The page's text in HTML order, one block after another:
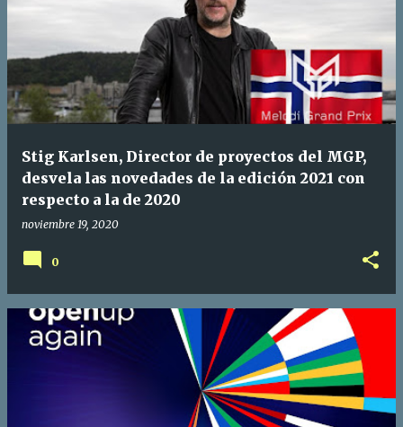
Stig Karlsen, Director de proyectos del MGP,
desvela las novedades de la edición 2021 con
respecto a la de 2020
noviembre 19, 2020
0